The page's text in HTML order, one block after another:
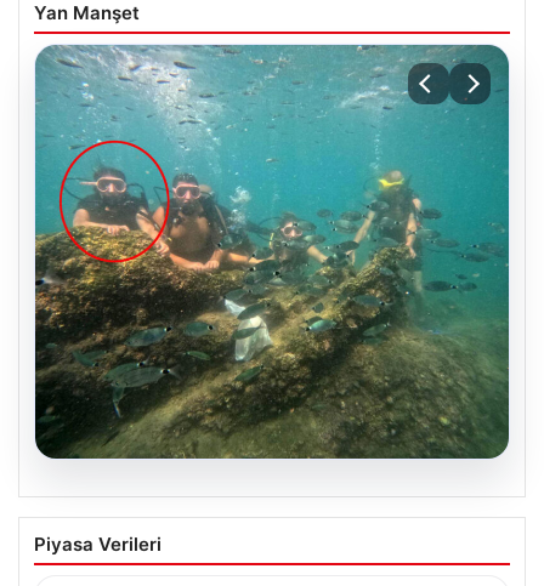
Yan Manşet
05.08.2026
Annesi yaşamını yitirmişti, kızı
Instagram’da yakaladı! Ölümlü scuba
Piyasa Verileri